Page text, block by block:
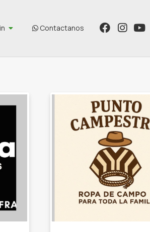
Contactanos